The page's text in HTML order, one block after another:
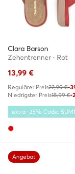
Clara Barson
Zehentrenner · Rot
13,99 €
Regulärer Preis22,99 €-
Niedrigster Preis18,99 €-
extra -25% Code:
Angebot